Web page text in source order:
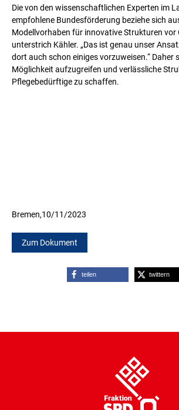
Die von den wissenschaftlichen Experten im
empfohlene Bundesförderung beziehe sich
Modellvorhaben für innovative Strukturen vor
unterstrich Kähler. „Das ist genau unser
dort auch schon einiges vorzuweisen.“ Daher
Möglichkeit aufzugreifen und verlässliche
Pflegebedürftige zu schaffen.
Bremen,10/11/2023
Zum Dokument
teilen twittern